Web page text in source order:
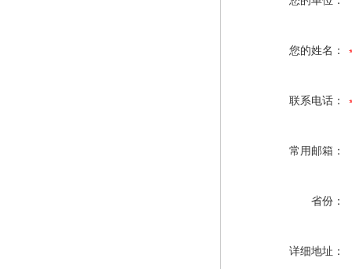
您的姓名：
联系电话：
常用邮箱：
省份：
详细地址：